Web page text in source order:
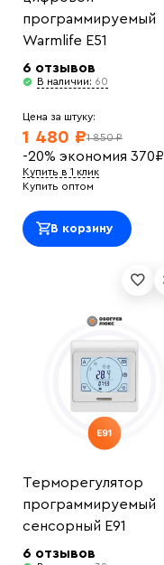
программируемый
Warmlife E51
6 отзывов
В наличии: 60
Цена за штуку:
1 850 ₽
1 480 ₽
-20% экономия 370₽
Купить в 1 клик
Купить оптом
В корзину
Терморегулятор
программируемый
сенсорный E91
6 отзывов